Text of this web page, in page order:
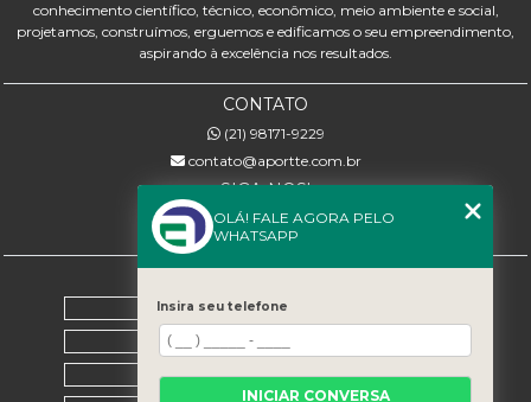
conhecimento científico, técnico, econômico, meio ambiente e social,
projetamos, construímos, erguemos e edificamos o seu empreendimento,
aspirando à excelência nos resultados.
CONTATO
(21) 98171-9229
contato@aportte.com.br
SIGA-NOS!
Home
Sobre nós
Serviços
OLÁ! FALE AGORA PELO
WHATSAPP
Insira seu telefone
INICIAR CONVERSA